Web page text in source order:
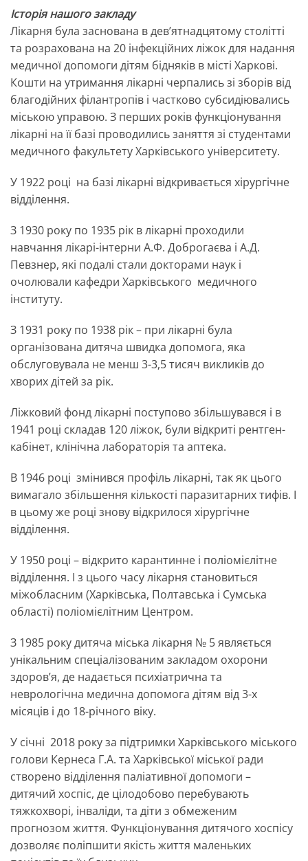
Історія нашого закладу
Лікарня була заснована в дев’ятнадцятому столітті
та розрахована на 20 інфекційних ліжок для надання
медичної допомоги дітям бідняків в місті Харкові.
Кошти на утримання лікарні черпались зі зборів від
благодійних філантропів і частково субсидіювались
міською управою. З перших років функціонування
лікарні на її базі проводились заняття зі студентами
медичного факультету Харківського університету.
У 1922 році на базі лікарні відкривається хірургічне
відділення.
З 1930 року по 1935 рік в лікарні проходили
навчання лікарі-інтерни А.Ф. Доброгаєва і А.Д.
Певзнер, які подалі стали докторами наук і
очолювали кафедри Харківського медичного
інституту.
З 1931 року по 1938 рік – при лікарні була
організована дитяча швидка допомога, яка
обслуговувала не менш 3-3,5 тисяч викликів до
хворих дітей за рік.
Ліжковий фонд лікарні поступово збільшувався і в
1941 році складав 120 ліжок, були відкриті рентген-
кабінет, клінічна лабораторія та аптека.
В 1946 році змінився профіль лікарні, так як цього
вимагало збільшення кількості паразитарних тифів. І
в цьому же році знову відкрилося хірургічне
відділення.
У 1950 році – відкрито карантинне і поліомієлітне
відділення. І з цього часу лікарня становиться
міжобласним (Харківська, Полтавська і Сумська
області) поліомієлітним Центром.
З 1985 року дитяча міська лікарня № 5 являється
унікальним спеціалізованим закладом охорони
здоров’я, де надається психіатрична та
неврологічна медична допомога дітям від 3-х
місяців і до 18-річного віку.
У січні 2018 року за підтримки Харківського міського
голови Кернеса Г.А. та Харківської міської ради
створено відділення паліативної допомоги –
дитячий хоспіс, де цілодобово перебувають
тяжкохворі, інваліди, та діти з обмеженим
прогнозом життя. Функціонування дитячого хоспісу
дозволяє поліпшити якість життя маленьких